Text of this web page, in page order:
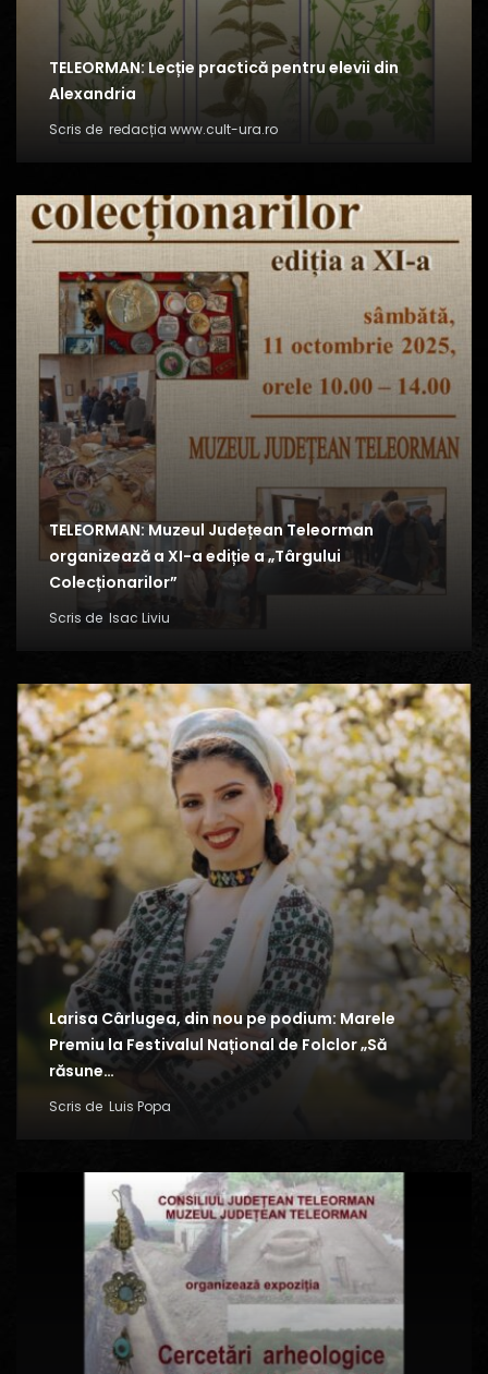
TELEORMAN: Lecție practică pentru elevii din
Alexandria
Scris de redacția www.cult-ura.ro
TELEORMAN: Muzeul Județean Teleorman
organizează a XI-a ediție a „Târgului
Colecționarilor”
Scris de Isac Liviu
Larisa Cârlugea, din nou pe podium: Marele
Premiu la Festivalul Național de Folclor „Să
răsune…
Scris de Luis Popa